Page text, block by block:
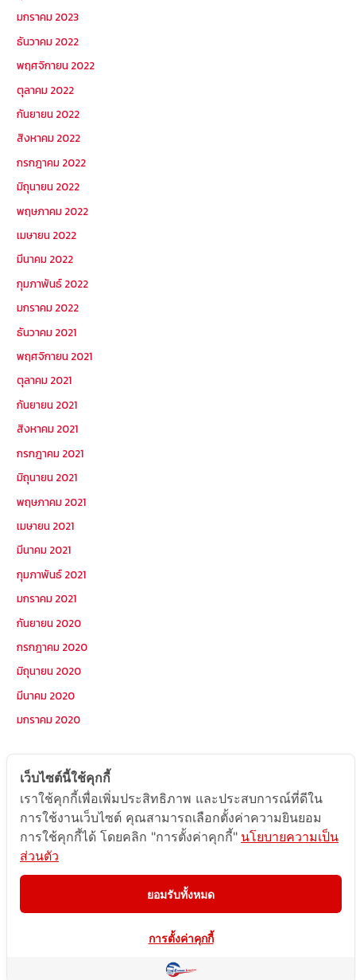
มกราคม 2023
ธันวาคม 2022
พฤศจิกายน 2022
ตุลาคม 2022
กันยายน 2022
สิงหาคม 2022
กรกฎาคม 2022
มิถุนายน 2022
พฤษภาคม 2022
เมษายน 2022
มีนาคม 2022
กุมภาพันธ์ 2022
มกราคม 2022
ธันวาคม 2021
พฤศจิกายน 2021
ตุลาคม 2021
กันยายน 2021
สิงหาคม 2021
กรกฎาคม 2021
มิถุนายน 2021
พฤษภาคม 2021
เมษายน 2021
มีนาคม 2021
กุมภาพันธ์ 2021
มกราคม 2021
กันยายน 2020
กรกฎาคม 2020
มิถุนายน 2020
มีนาคม 2020
มกราคม 2020
หมวดหมู่
Postcode
TOPKEYWORD
บริการรับส่งสินค้าไปกัมพูชา
ผลงานส่งสินค้าไปกัมพูชา
ส่งสินค้ากัมพูชา1Uncategorized
เว็บไซต์นี้ใช้คุกกี้
เราใช้คุกกี้เพื่อเพิ่มประสิทธิภาพ และประสบการณ์ที่ดีใน
การใช้งานเว็บไซต์ คุณสามารถเลือกตั้งค่าความยินยอม
การใช้คุกกี้ได้ โดยคลิก "การตั้งค่าคุกกี้" นโยบายความเป็น
ส่วนตัว
ยอมรับทั้งหมด
การตั้งค่าคุกกี้